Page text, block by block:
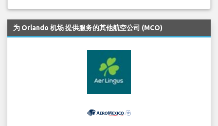
为 Orlando 机场 提供服务的其他航空公司 (MCO)